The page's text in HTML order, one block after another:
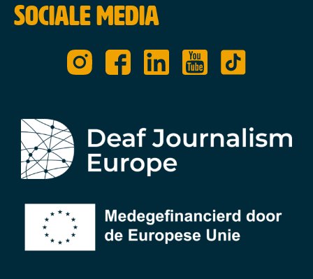
Sociale media